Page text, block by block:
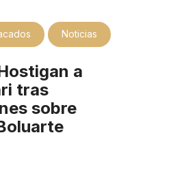
Noticias
a
tras
sobre